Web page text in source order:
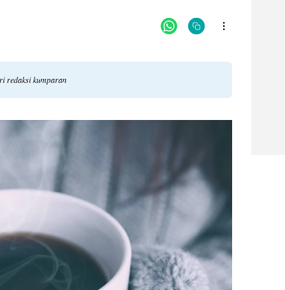
redaksi kumparan